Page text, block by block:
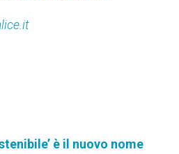
è il nuovo nome